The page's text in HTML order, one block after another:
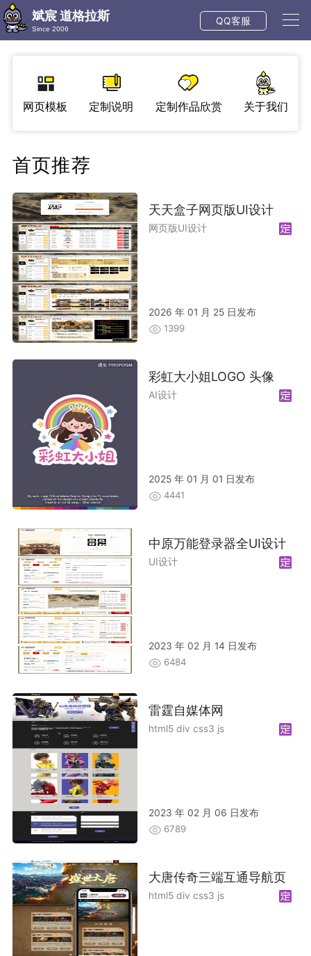
斌宸 道格拉斯
Since 2006
QQ客服
网页模板 定制说明 定制作品欣赏 关于我们
首页推荐
天天盒子网页版UI设计
网页版UI设计
2026 年 01 月 25 日发布
1399
彩虹大小姐LOGO 头像
AI设计
2025 年 01 月 01 日发布
4441
中原万能登录器全UI设计
UI设计
2023 年 02 月 14 日发布
6484
雷霆自媒体网
html5 div css3 js
2023 年 02 月 06 日发布
6789
大唐传奇三端互通导航页
html5 div css3 js